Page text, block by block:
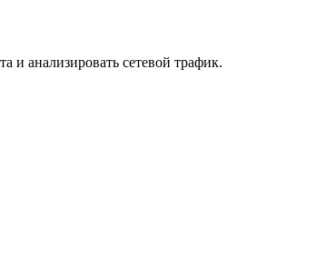
и анализировать сетевой трафик.